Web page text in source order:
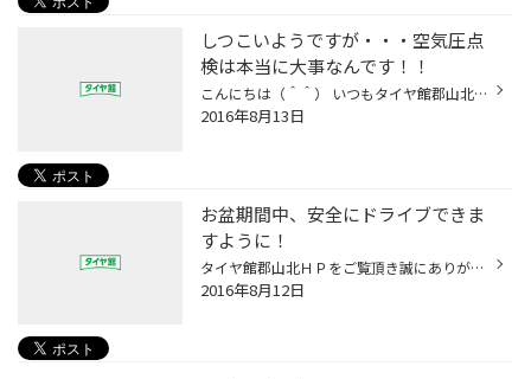
しつこいようですが・・・空気圧点
検は本当に大事なんです！！
こんにちは（＾＾） いつもタイヤ館郡山北WEBをご覧いただきまして ありがとうございます☆ お盆休みに入られ、お出かけされる方が多いと思います。 お車でお出かけの際は、安全の為にも必ず空気圧点検をして下さいね!! 実は、タイヤが車を支えているのではなく、タイヤに入っている 『空気！！！』 ...
2016年8月13日
お盆期間中、安全にドライブできま
すように！
タイヤ館郡山北ＨＰをご覧頂き誠にありがとうございます。 今日も暑い中、元気に営業中のタイヤ館郡山北です。 今日は午前中からタイヤ交換や空気圧点検、パンク修理の作業が入りました。 お盆期間中、安全にドライブできるよう、できる限りののサポートをさせていただきます。 空気圧点検を始め、...
2016年8月12日